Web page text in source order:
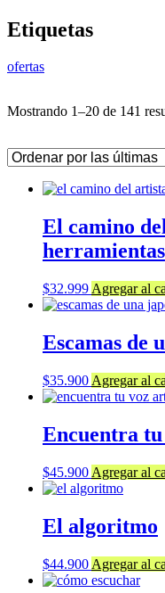
Etiquetas
ofertas
Mostrando 1–20 de 141
El camino
herramientas
$32.999 Agregar al
Escamas de
$35.900 Agregar al
Encuentra
$45.900 Agregar al
El algoritmo
$44.900 Agregar al